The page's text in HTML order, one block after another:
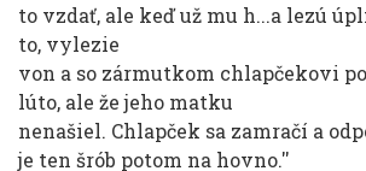
to vzdať, ale keď už mu h...a lezú
to, vylezie
von a so zármutkom chlapčekovi
lúto, ale že jeho matku
nenašiel. Chlapček sa zamračí a
je ten šrób potom na hovno.''